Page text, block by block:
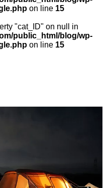
on line 15
"cat_ID" on null in
public_html/blog/wp-
on line 15